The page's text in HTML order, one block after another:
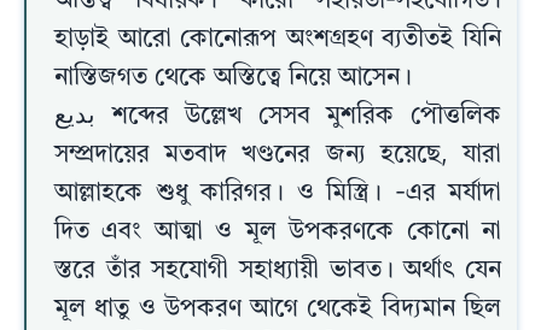
হাড়াই আরো কোনোরূপ অংশগ্রহণ ব্যতীতই যিনি
নাস্তিজগত থেকে অস্তিত্বে নিয়ে আসেন।
بدیع শব্দের উল্লেখ সেসব মুশরিক পৌত্তলিক
সম্প্রদায়ের মতবাদ খণ্ডনের জন্য হয়েছে, যারা
আল্লাহকে শুধু কারিগর। ও মিস্ত্রি। -এর মর্যাদা
দিত এবং আত্মা ও মূল উপকরণকে কোনো না
স্তরে তাঁর সহযোগী সহাধ্যায়ী ভাবত। অর্থাৎ যেন
মূল ধাতু ও উপকরণ আগে থেকেই বিদ্যমান ছিল